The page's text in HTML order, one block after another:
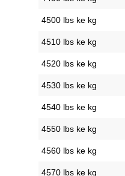
4500 lbs ke kg
4510 lbs ke kg
4520 lbs ke kg
4530 lbs ke kg
4540 lbs ke kg
4550 lbs ke kg
4560 lbs ke kg
4570 lbs ke kg